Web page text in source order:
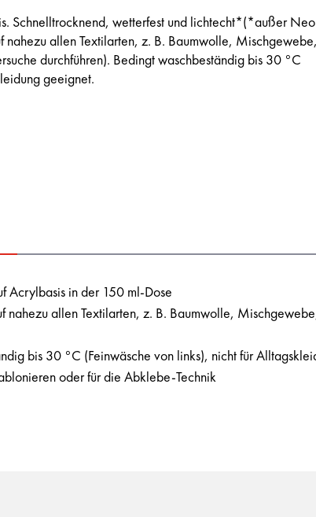
Schnelltrocknend, wetterfest und lichtecht*(*außer
nahezu allen Textilarten, z. B. Baumwolle,
durchführen). Bedingt waschbeständig bis 30 °C
geeignet.
Acrylbasis in der 150 ml-Dose
nahezu allen Textilarten, z. B. Baumwolle,
bis 30 °C (Feinwäsche von links), nicht für
oder für die Abklebe-Technik